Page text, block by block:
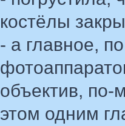
костёлы
- а главное,
объектив, по-
этом одним